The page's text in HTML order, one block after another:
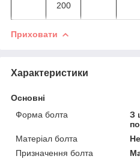
200
Приховати
Характеристики
Основні
Форма болта
З
Матеріал болта
Призначення болта